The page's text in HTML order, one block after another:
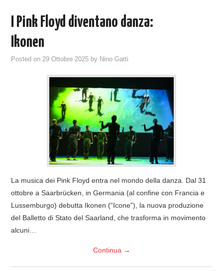
I Pink Floyd diventano danza:
Ikonen
Posted on29 Ottobre 2025 by Nino Gatti
La musica dei Pink Floyd entra nel mondo della danza. Dal 31
ottobre a Saarbrücken, in Germania (al confine con Francia e
Lussemburgo) debutta Ikonen (“Icone”), la nuova produzione
del Balletto di Stato del Saarland, che trasforma in movimento
alcuni…
Continua →